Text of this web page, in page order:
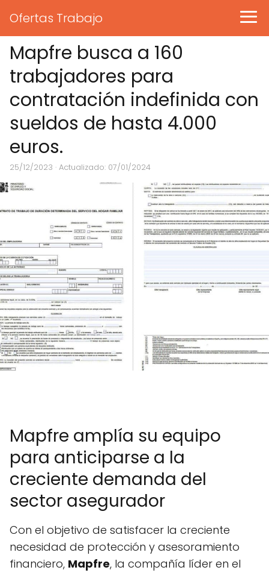
Ofertas Trabajo
Mapfre busca a 160
trabajadores para
contratación indefinida con
sueldos de hasta 4.000
euros.
25/12/2023 · Actualizado: 07/01/2024
Mapfre amplía su equipo
para anticiparse a la
creciente demanda del
sector asegurador
Con el objetivo de satisfacer la creciente
necesidad de protección y asesoramiento
financiero, Mapfre, la compañía líder en el